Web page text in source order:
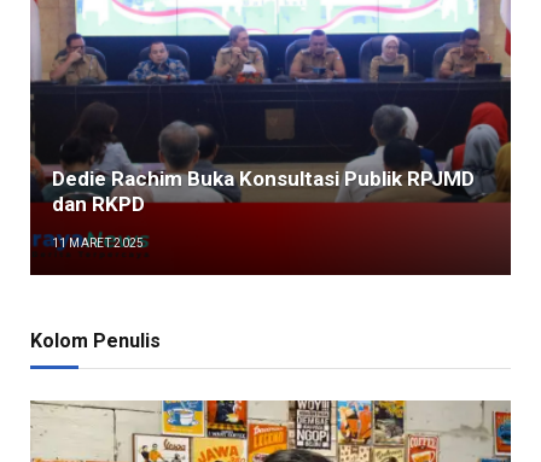
Dedie Rachim Buka Konsultasi Publik RPJMD
dan RKPD
11 MARET 2025
Kolom Penulis